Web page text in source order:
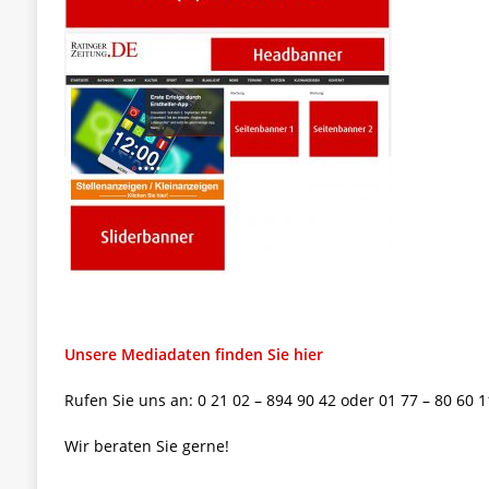
Unsere Mediadaten finden Sie hier
Rufen Sie uns an: 0 21 02 – 894 90 42 oder 01 77 – 80 60
Wir beraten Sie gerne!